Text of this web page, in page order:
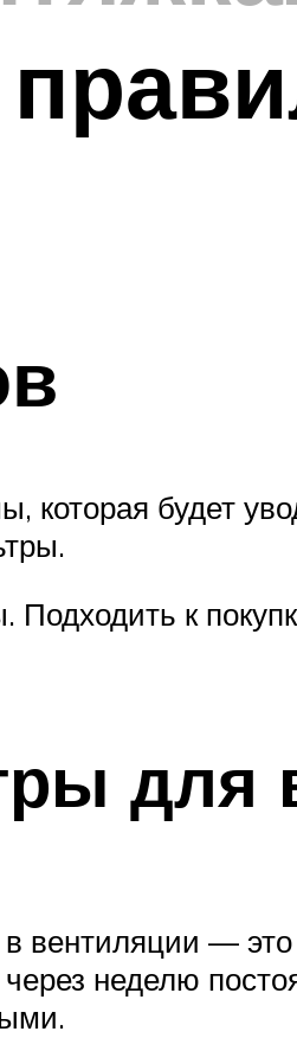
которая будет
к
для
вентиляции —
неделю